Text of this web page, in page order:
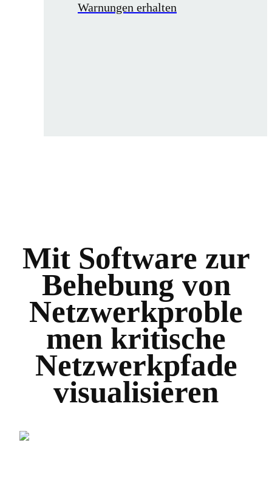
Warnungen erhalten
Mit Software zur
Behebung von
Netzwerkproble
men kritische
Netzwerkpfade
visualisieren